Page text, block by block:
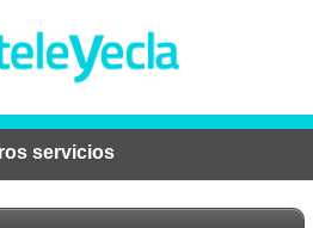
servicios